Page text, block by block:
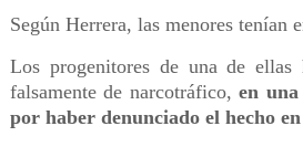
Según Herrera, las menores tenían
Los progenitores de una de ellas
falsamente de narcotráfico,en
por haber denunciado el hecho